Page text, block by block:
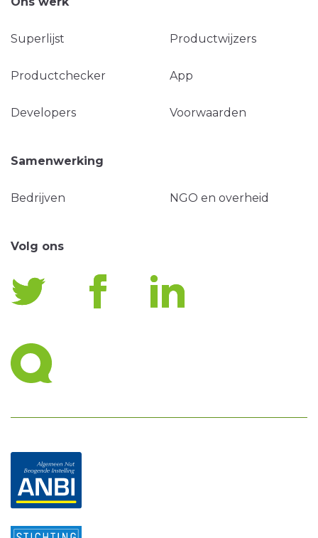
Superlijst Productwijzers
Productchecker App
Developers Voorwaarden
Samenwerking
Bedrijven NGO en overheid
Volg ons